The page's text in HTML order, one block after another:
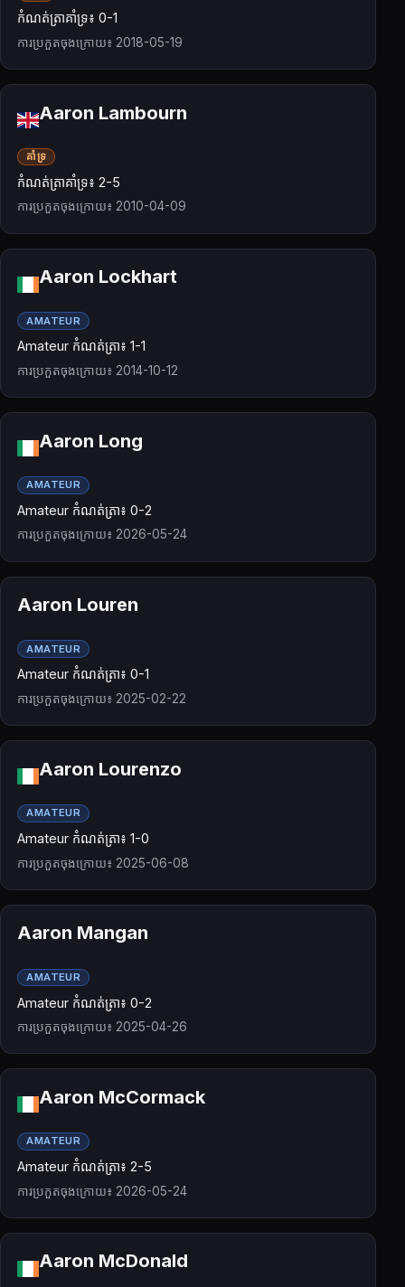
កំណត់ត្រាគាំទ្រ៖ 0-1
ការប្រកួតចុងក្រោយ៖ 2018-05-19
Aaron Lambourn
គាំទ្រ
កំណត់ត្រាគាំទ្រ៖ 2-5
ការប្រកួតចុងក្រោយ៖ 2010-04-09
Aaron Lockhart
AMATEUR
Amateur កំណត់ត្រា៖ 1-1
ការប្រកួតចុងក្រោយ៖ 2014-10-12
Aaron Long
AMATEUR
Amateur កំណត់ត្រា៖ 0-2
ការប្រកួតចុងក្រោយ៖ 2026-05-24
Aaron Louren
AMATEUR
Amateur កំណត់ត្រា៖ 0-1
ការប្រកួតចុងក្រោយ៖ 2025-02-22
Aaron Lourenzo
AMATEUR
Amateur កំណត់ត្រា៖ 1-0
ការប្រកួតចុងក្រោយ៖ 2025-06-08
Aaron Mangan
AMATEUR
Amateur កំណត់ត្រា៖ 0-2
ការប្រកួតចុងក្រោយ៖ 2025-04-26
Aaron McCormack
AMATEUR
Amateur កំណត់ត្រា៖ 2-5
ការប្រកួតចុងក្រោយ៖ 2026-05-24
Aaron McDonald